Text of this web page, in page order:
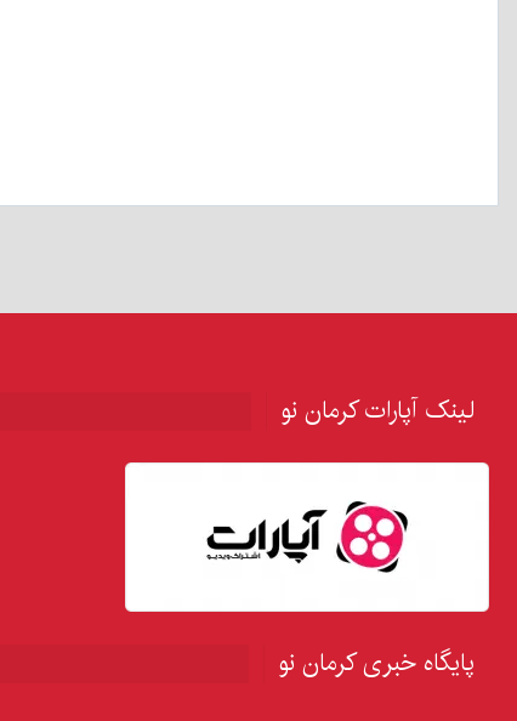
لینک آپارات کرمان نو
پایگاه خبری کرمان نو